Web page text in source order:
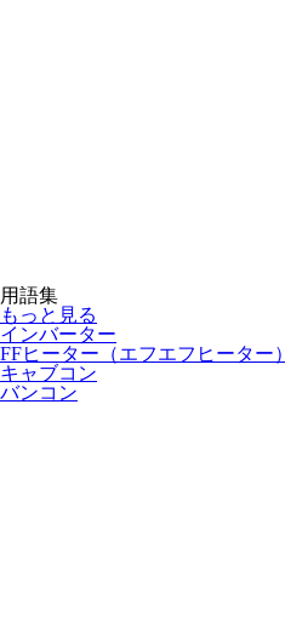
用語集
もっと見る
インバーター
FFヒーター（エフエフヒーター）
キャブコン
バンコン